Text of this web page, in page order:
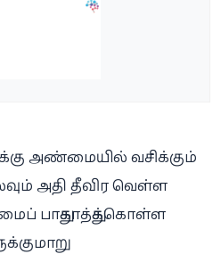
அண்மையில் வசிக்கும்
அதி தீவிர வெள்ள
பாதுகாத்துக்கொள்ள